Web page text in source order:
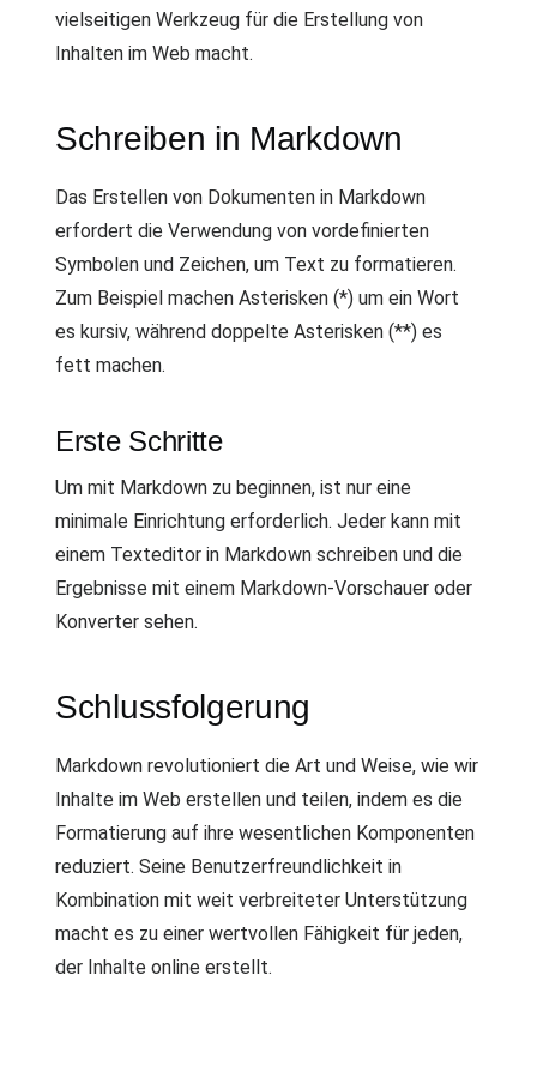
vielseitigen Werkzeug für die Erstellung von
Inhalten im Web macht.
Schreiben in Markdown
Das Erstellen von Dokumenten in Markdown
erfordert die Verwendung von vordefinierten
Symbolen und Zeichen, um Text zu formatieren.
Zum Beispiel machen Asterisken (*) um ein Wort
es kursiv, während doppelte Asterisken (**) es
fett machen.
Erste Schritte
Um mit Markdown zu beginnen, ist nur eine
minimale Einrichtung erforderlich. Jeder kann mit
einem Texteditor in Markdown schreiben und die
Ergebnisse mit einem Markdown-Vorschauer oder
Konverter sehen.
Schlussfolgerung
Markdown revolutioniert die Art und Weise, wie wir
Inhalte im Web erstellen und teilen, indem es die
Formatierung auf ihre wesentlichen Komponenten
reduziert. Seine Benutzerfreundlichkeit in
Kombination mit weit verbreiteter Unterstützung
macht es zu einer wertvollen Fähigkeit für jeden,
der Inhalte online erstellt.